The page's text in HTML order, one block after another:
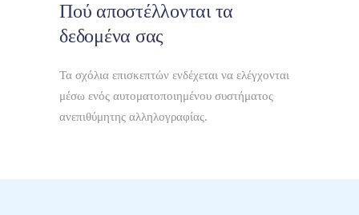
Πού αποστέλλονται τα
δεδομένα σας
Τα σχόλια επισκεπτών ενδέχεται να ελέγχονται
μέσω ενός αυτοματοποιημένου συστήματος
ανεπιθύμητης αλληλογραφίας.